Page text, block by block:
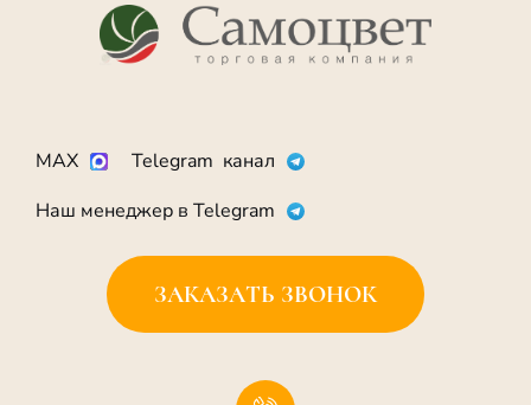
MAX
Telegram канал
Наш менеджер в Telegram
ЗАКАЗАТЬ ЗВОНОК